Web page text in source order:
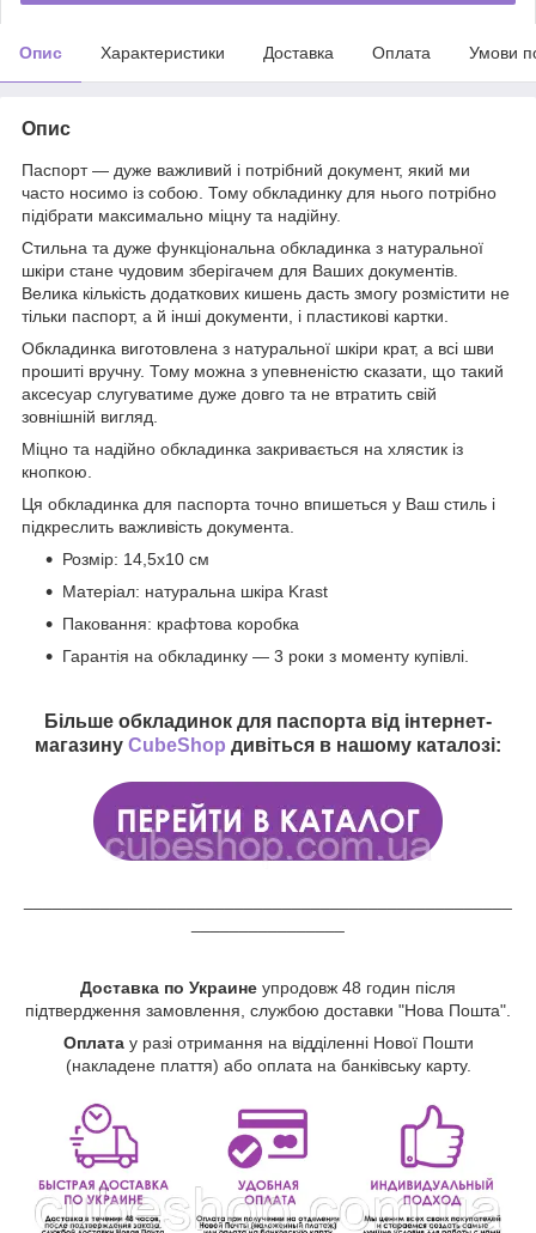
Опис Характеристики Доставка Оплата Умови
Опис
Паспорт — дуже важливий і потрібний документ, який ми
часто носимо із собою. Тому обкладинку для нього потрібно
підібрати максимально міцну та надійну.
Стильна та дуже функціональна обкладинка з натуральної
шкіри стане чудовим зберігачем для Ваших документів.
Велика кількість додаткових кишень дасть змогу розмістити не
тільки паспорт, а й інші документи, і пластикові картки.
Обкладинка виготовлена з натуральної шкіри крат, а всі шви
прошиті вручну. Тому можна з упевненістю сказати, що такий
аксесуар слугуватиме дуже довго та не втратить свій
зовнішній вигляд.
Міцно та надійно обкладинка закривається на хлястик із
кнопкою.
Ця обкладинка для паспорта точно впишеться у Ваш стиль і
підкреслить важливість документа.
Розмір: 14,5x10 см
Матеріал: натуральна шкіра Krast
Паковання: крафтова коробка
Гарантія на обкладинку — 3 роки з моменту купівлі.
Більше обкладинок для паспорта від інтернет-
магазину CubeShop дивіться в нашому каталозі:
Доставка по Украине упродовж 48 годин після
підтвердження замовлення, службою доставки "Нова Пошта".
Оплата у разі отримання на відділенні Нової Пошти
(накладене плаття) або оплата на банківську карту.